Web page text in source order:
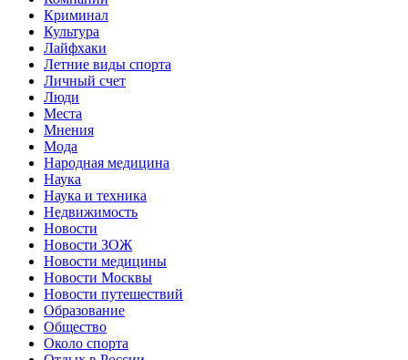
Криминал
Культура
Лайфхаки
Летние виды спорта
Личный счет
Люди
Места
Мнения
Мода
Народная медицина
Наука
Наука и техника
Недвижимость
Новости
Новости ЗОЖ
Новости медицины
Новости Москвы
Новости путешествий
Образование
Общество
Около спорта